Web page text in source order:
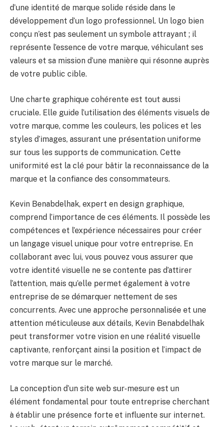
d’une identité de marque solide réside dans le
développement d’un logo professionnel. Un logo bien
conçu n’est pas seulement un symbole attrayant ; il
représente l’essence de votre marque, véhiculant ses
valeurs et sa mission d’une manière qui résonne auprès
de votre public cible.
Une charte graphique cohérente est tout aussi
cruciale. Elle guide l’utilisation des éléments visuels de
votre marque, comme les couleurs, les polices et les
styles d’images, assurant une présentation uniforme
sur tous les supports de communication. Cette
uniformité est la clé pour bâtir la reconnaissance de la
marque et la confiance des consommateurs.
Kevin Benabdelhak, expert en design graphique,
comprend l’importance de ces éléments. Il possède les
compétences et l’expérience nécessaires pour créer
un langage visuel unique pour votre entreprise. En
collaborant avec lui, vous pouvez vous assurer que
votre identité visuelle ne se contente pas d’attirer
l’attention, mais qu’elle permet également à votre
entreprise de se démarquer nettement de ses
concurrents. Avec une approche personnalisée et une
attention méticuleuse aux détails, Kevin Benabdelhak
peut transformer votre vision en une réalité visuelle
captivante, renforçant ainsi la position et l’impact de
votre marque sur le marché.
La conception d’un site web sur-mesure est un
élément fondamental pour toute entreprise cherchant
à établir une présence forte et influente sur internet.